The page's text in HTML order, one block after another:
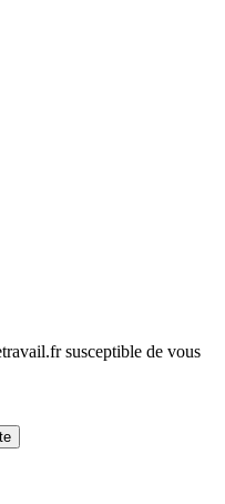
susceptible de vous